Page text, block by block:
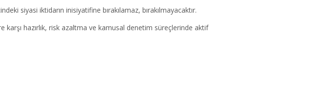
siyasi iktidarın inisiyatifine bırakılamaz, bırakılmayacaktır.
hazırlık, risk azaltma ve kamusal denetim süreçlerinde aktif